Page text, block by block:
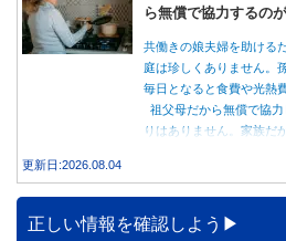
ら無償で協力するの
共働きの娘夫婦を助ける
庭は珍しくありません。
毎日となると食費や光熱
祖父母だから無償で協
りはありません。家族だ
更新日:2026.08.04
正しい情報を確認しよう